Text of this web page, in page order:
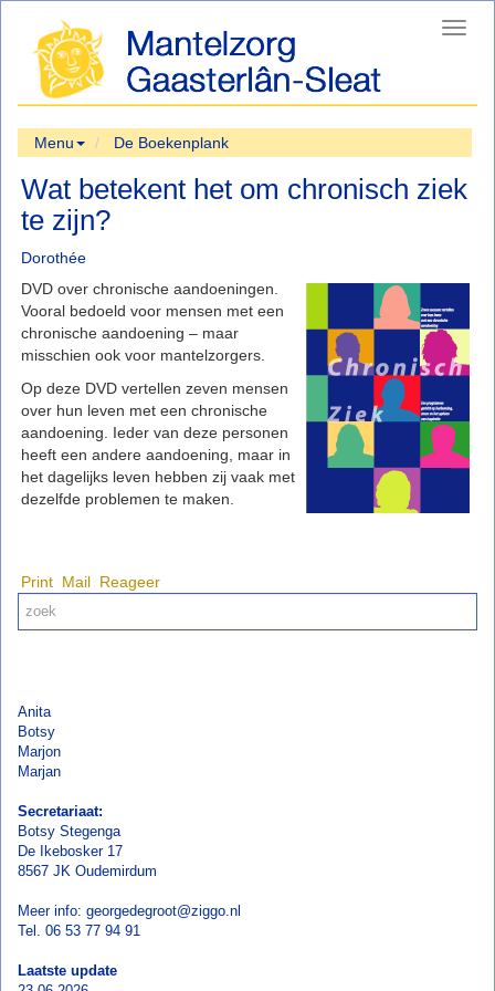
Menu De Boekenplank
Wat betekent het om chronisch ziek
te zijn?
Dorothée
DVD over chronische aandoeningen.
Vooral bedoeld voor mensen met een
chronische aandoening – maar
misschien ook voor mantelzorgers.
Op deze DVD vertellen zeven mensen
over hun leven met een chronische
aandoening. Ieder van deze personen
heeft een andere aandoening, maar in
het dagelijks leven hebben zij vaak met
dezelfde problemen te maken.
Print Mail Reageer
Anita
Botsy
Marjon
Marjan
Secretariaat:
Botsy Stegenga
De Ikebosker 17
8567 JK Oudemirdum
Meer info: georgedegroot@ziggo.nl
Tel. 06 53 77 94 91
Laatste update